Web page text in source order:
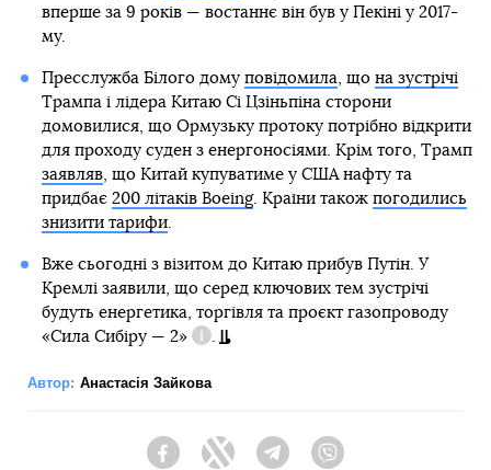
вперше за 9 років — востаннє він був у Пекіні у 2017-
му.
Пресслужба Білого дому повідомила, що на зустрічі
Трампа і лідера Китаю Сі Цзіньпіна сторони
домовилися, що Ормузьку протоку потрібно відкрити
для проходу суден з енергоносіями. Крім того, Трамп
заявляв, що Китай купуватиме у США нафту та
придбає 200 літаків Boeing. Країни також погодились
знизити тарифи.
Вже сьогодні з візитом до Китаю прибув Путін. У
Кремлі заявили, що серед ключових тем зустрічі
будуть енергетика, торгівля та проєкт газопроводу
«Сила Сибіру — 2»
Довідка
.
Автор: Анастасія Зайкова
FacebookTwitter Telegram